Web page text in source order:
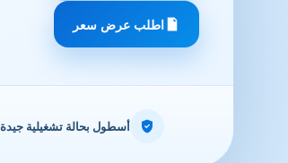
اطلب عرض سعر
أسطول بحالة تشغيلية جيدة